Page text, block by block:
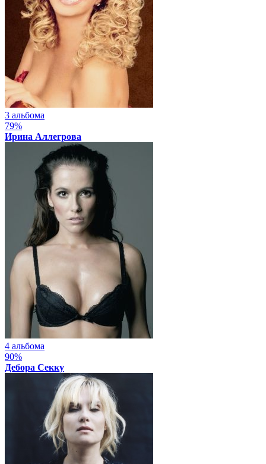
3 альбома
79%
Ирина Аллегрова
4 альбома
90%
Дебора Секку